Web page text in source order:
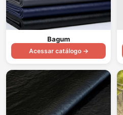
Bagum
Acessar catálogo →